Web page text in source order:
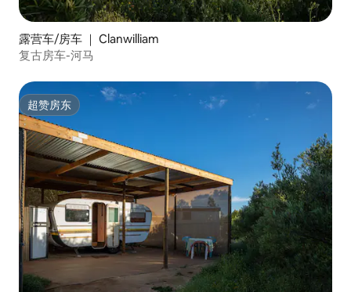
露营车/房车 ｜ Clanwilliam
复古房车-河马
超赞房东
超赞房东